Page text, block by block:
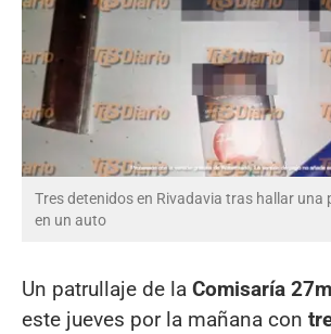
Tres detenidos en Rivadavia tras hallar una
en un auto
Un patrullaje de la Comisaría
este jueves por la mañana con